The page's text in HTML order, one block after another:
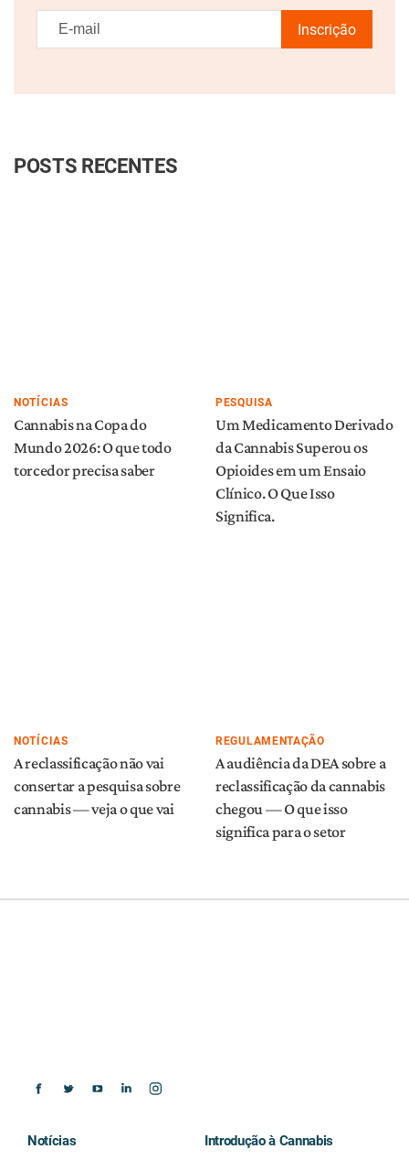
Inscrição
POSTS RECENTES
NOTÍCIAS
Cannabis na Copa do
Mundo 2026: O que todo
torcedor precisa saber
PESQUISA
Um Medicamento Derivado
da Cannabis Superou os
Opioides em um Ensaio
Clínico. O Que Isso
Significa.
NOTÍCIAS
A reclassificação não vai
consertar a pesquisa sobre
cannabis — veja o que vai
REGULAMENTAÇÃO
A audiência da DEA sobre a
reclassificação da cannabis
chegou — O que isso
significa para o setor
Notícias Introdução à Cannabis